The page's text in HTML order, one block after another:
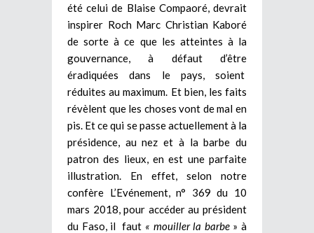
été celui de Blaise Compaoré, devrait
inspirer Roch Marc Christian Kaboré
de sorte à ce que les atteintes à la
gouvernance, à défaut d’être
éradiquées dans le pays, soient
réduites au maximum. Et bien, les faits
révèlent que les choses vont de mal en
pis. Et ce qui se passe actuellement à la
présidence, au nez et à la barbe du
patron des lieux, en est une parfaite
illustration. En effet, selon notre
confère L’Evénement, n° 369 du 10
mars 2018, pour accéder au président
du Faso, il faut « mouiller la barbe » à